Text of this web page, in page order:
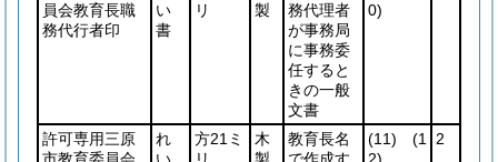
員会教育長職
務代行者印
い
書
リ
製
務代理者
が事務局
に事務委
任すると
きの一般
文書
0)
許可専用三原
れ
方21ミ
木
教育長名
(11)
(1
2